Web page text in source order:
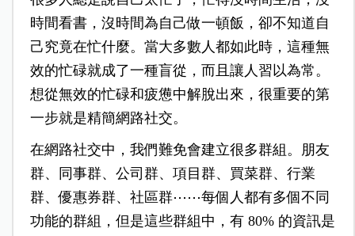
時間看書，沒時間為自己做一頓飯，卻不知道自
己究竟在忙什麼。當大多數人都如此時，這種無
效的忙碌就成了一種盲從，而且讓人習以為常。
想從無效的忙碌和疲憊中解脫出來，很重要的第
一步就是精簡網路社交。
在網路社交中，我們難免會建立很多群組。朋友
群、同事群、公司群、項目群、買菜群、行業
群、優惠券群、社區群⋯⋯每個人都有多個不同
功能的群組，但是這些群組中，有 80% 的資訊是